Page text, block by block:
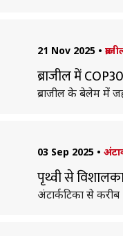
21 Nov 2025 •
ब्राजील में
ब्राजील के बेलेम में
03 Sep 2025 •
पृथ्वी से
अंटार्कटिका से